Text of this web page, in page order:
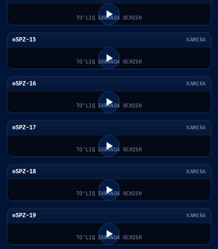
TO'LIQ EKRANDA OCHISH
SPZ-15 KAMERA
TO'LIQ EKRANDA OCHISH
SPZ-16 KAMERA
TO'LIQ EKRANDA OCHISH
SPZ-17 KAMERA
TO'LIQ EKRANDA OCHISH
SPZ-18 KAMERA
TO'LIQ EKRANDA OCHISH
SPZ-19 KAMERA
TO'LIQ EKRANDA OCHISH